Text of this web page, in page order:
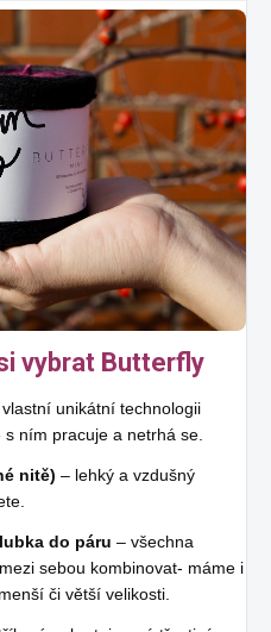
vybrat Butterfly
unikátní technologii
ním pracuje a netrhá se.
nitě) – lehký a vzdušný
do páru – všechna
sebou kombinovat- máme i
či větší velikosti.